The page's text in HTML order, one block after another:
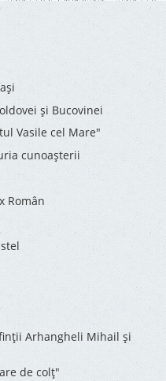
și Bucovinei
Vasile cel Mare"
cunoaşterii
Român
Arhangheli Mihail și
de colţ"